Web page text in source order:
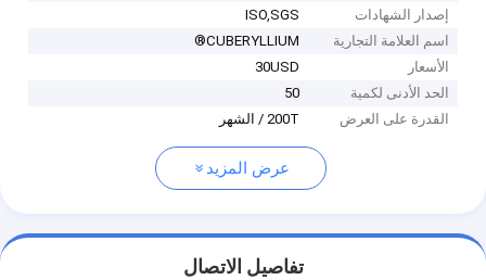
إصدار الشهادات
ISO,SGS
اسم العلامة التجارية
CUBERYLLIUM®
الأسعار
30USD
الحد الأدنى لكمية
50
القدرة على العرض
200T / الشهر
عرض المزيد
تفاصيل الاتصال